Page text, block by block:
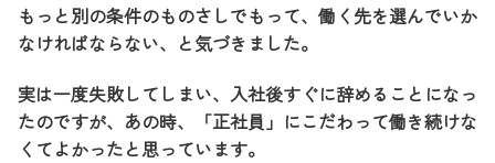
もっと別の条件のものさしでもって、働く先を選んでいか
なければならない、と気づきました。
実は一度失敗してしまい、入社後すぐに辞めることになっ
たのですが、あの時、「正社員」にこだわって働き続けな
くてよかったと思っています。